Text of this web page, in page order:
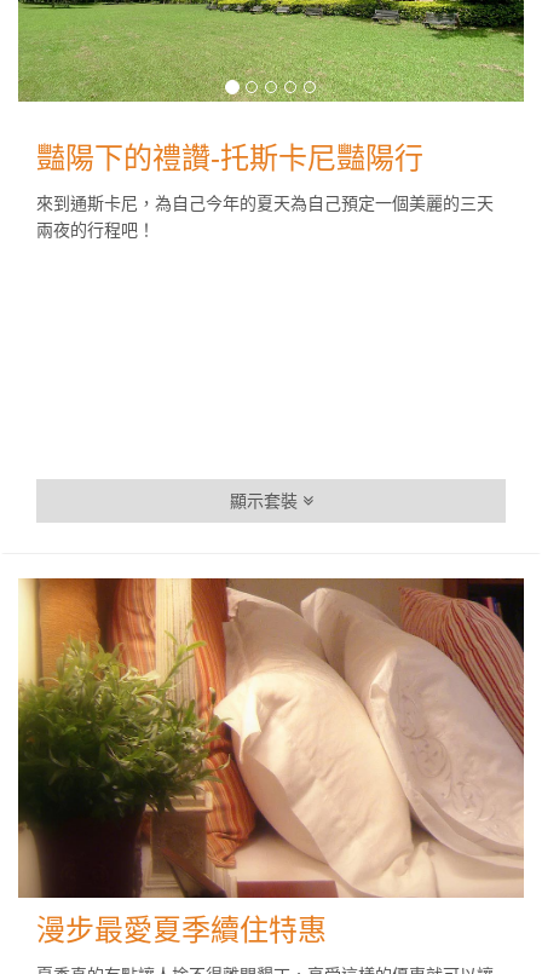
豔陽下的禮讚-托斯卡尼豔陽行
來到通斯卡尼，為自己今年的夏天為自己預定一個美麗的三天
兩夜的行程吧！
顯示套裝
漫步最愛夏季續住特惠